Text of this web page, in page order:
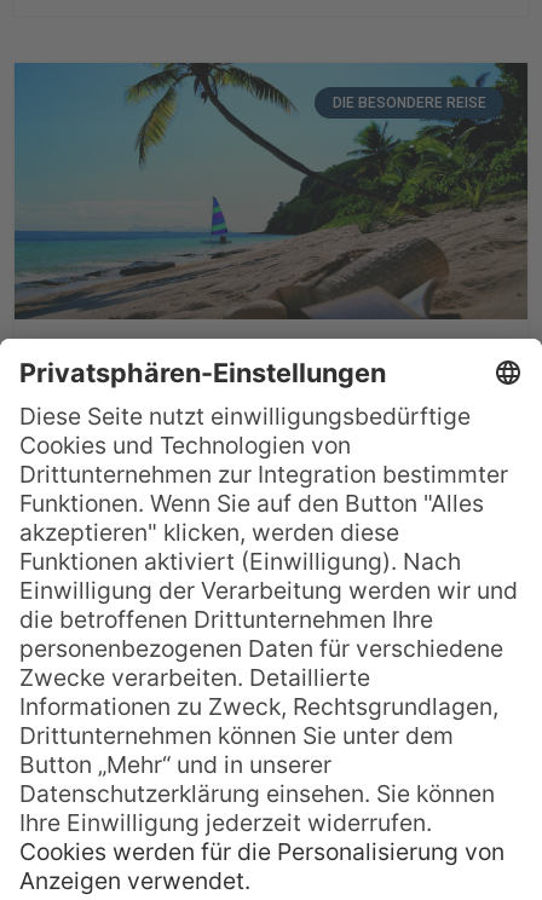
DIE BESONDERE REISE
Fiji in 20 Bildern
Fiji – alleine der Name weckt Sehnsüchte
und Träume von schneeweißen Stränden
und kristallklarem Wasser. Doch der
Inselstaat Fiji hat noch viel, viel mehr zu
bieten als nur Sonne, Strand, Palmen und
Meer (auch wenn all das sicher zu den
Highlights gehört!). Wie so viele
Südseestaaten hat auch das Fiji
MEHR LESEN »
Viv 30. Oktober 2018 Keine Kommentare